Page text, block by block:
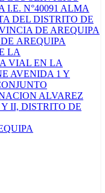
I.E. N°40091 ALMA
DEL DISTRITO DE
DE AREQUIPA
AREQUIPA
LA
VIAL EN LA
AVENIDA 1 Y
ALVAREZ
II, DISTRITO DE